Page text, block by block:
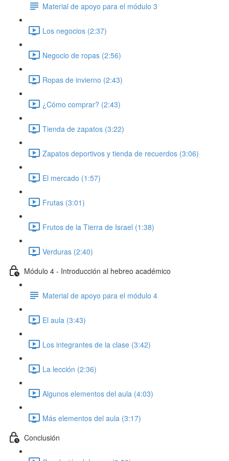
Material de apoyo para el módulo 3
Los negocios (2:37)
Negocio de ropas (2:56)
Ropas de invierno (2:43)
¿Cómo comprar? (2:43)
Tienda de zapatos (3:22)
Zapatos deportivos y tienda de recuerdos (3:06)
El mercado (1:57)
Frutas (3:01)
Frutos de la Tierra de Israel (1:38)
Verduras (2:40)
Módulo 4 - Introducción al hebreo académico
Material de apoyo para el módulo 4
El aula (3:43)
Los integrantes de la clase (3:42)
La lección (2:36)
Algunos elementos del aula (4:03)
Más elementos del aula (3:17)
Conclusión